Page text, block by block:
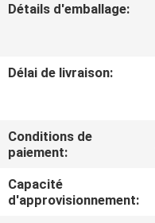
QUALITÉ
CONTACTEZ-
NOUVELLES
CAS
Détails d'emballage:
Délai de livraison:
Conditions de
paiement:
Capacité
d'approvisionnement: